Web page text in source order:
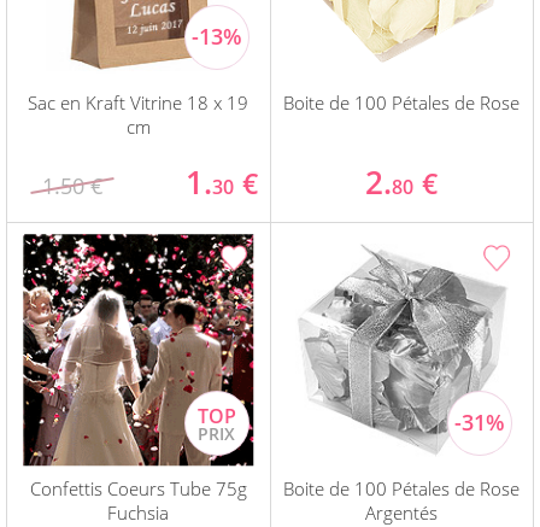
Sac en Kraft Vitrine 18 x 19
cm
1.50 € 1.30 €
Boite de 100 Pétales de Rose
2.80 €
Confettis Coeurs Tube 75g
Fuchsia
Boite de 100 Pétales de Rose
Argentés